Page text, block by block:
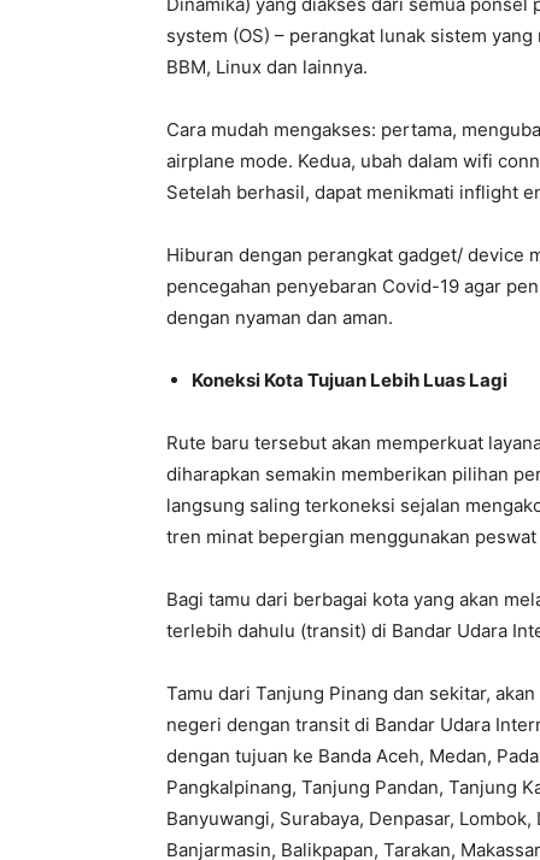
Dinamika) yang diakses dari semua
system (OS) – perangkat lunak sistem
BBM, Linux dan lainnya.
Cara mudah mengakses: pertama,
airplane mode. Kedua, ubah dalam wifi
Setelah berhasil, dapat menikmati inflight
Hiburan dengan perangkat gadget/ device
pencegahan penyebaran Covid-19 agar
dengan nyaman dan aman.
Koneksi Kota Tujuan Lebih Luas Lagi
Rute baru tersebut akan memperkuat
diharapkan semakin memberikan pilihan
langsung saling terkoneksi sejalan
tren minat bepergian menggunakan
Bagi tamu dari berbagai kota yang akan
terlebih dahulu (transit) di Bandar Udara
Tamu dari Tanjung Pinang dan sekitar,
negeri dengan transit di Bandar Udara
dengan tujuan ke Banda Aceh, Medan,
Pangkalpinang, Tanjung Pandan, Tanjung
Banyuwangi, Surabaya, Denpasar,
Banjarmasin, Balikpapan, Tarakan,